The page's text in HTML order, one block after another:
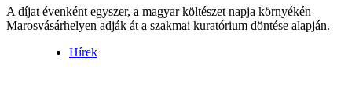
A díjat évenként egyszer, a magyar költészet napja környékén
Marosvásárhelyen adják át a szakmai kuratórium döntése alapján.
Hírek